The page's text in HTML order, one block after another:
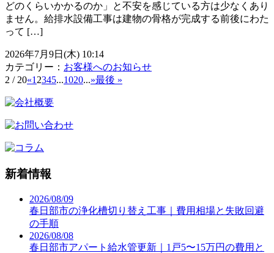
どのくらいかかるのか」と不安を感じている方は少なくあり
ません。給排水設備工事は建物の骨格が完成する前後にわた
って […]
2026年7月9日(木) 10:14
カテゴリー： お客様へのお知らせ
2 / 20«1 2345...1020...»最後 »
新着情報
2026/08/09
春日部市の浄化槽切り替え工事｜費用相場と失敗回避
の手順
2026/08/08
春日部市アパート給水管更新｜1戸5〜15万円の費用と